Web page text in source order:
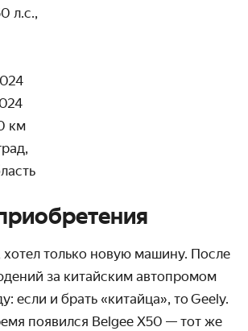
л.с.,
км
только новую машину. После
за китайским автопромом
если и брать «китайца», то Geely.
появился Belgee X50 — тот же